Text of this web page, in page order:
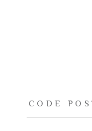
CODE